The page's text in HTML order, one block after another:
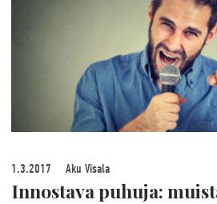
1.3.2017 Aku Visala
Innostava puhuja: